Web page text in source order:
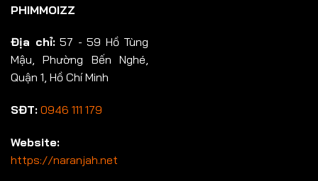
PHIMMOIZZ
Địa chỉ:57 - 59 Hồ Tùng
Mậu, Phường Bến Nghé,
Quận 1, Hồ Chí Minh
SĐT: 0946 111 179
Website:
https://naranjah.net